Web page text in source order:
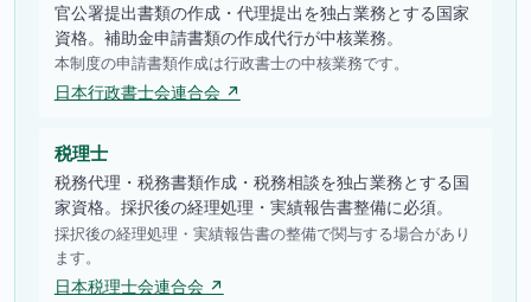
官公署提出書類の作成・代理提出を独占業務とする国家
資格。補助金申請書類の作成代行が中核業務。
本制度の申請書類作成は行政書士の中核業務です。
日本行政書士会連合会 ↗
税理士
税務代理・税務書類作成・税務相談を独占業務とする国
家資格。採択後の経理処理・実績報告書整備に必須。
採択後の経理処理・実績報告書の整備で関与する場合があり
ます。
日本税理士会連合会 ↗